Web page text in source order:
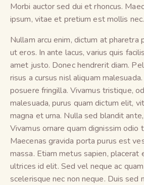
Morbi auctor sed dui et rhoncus.
ipsum, vitae et pretium est mollis nec.
Nullam arcu enim, dictum at pharetra
ut eros. In ante lacus, varius quis
amet justo. Donec hendrerit diam.
risus a cursus nisl aliquam
posuere fringilla. Vivamus tristique,
malesuada, purus quam dictum elit,
magna et urna. Nulla sed blandit
Vivamus ornare quam dignissim odio
Maecenas gravida porta purus est
massa. Etiam metus sapien, placerat
ultrices id elit. Sed vel neque ac
scelerisque nec non neque. Duis sed